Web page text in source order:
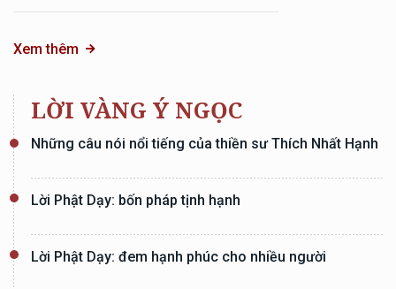
Xem thêm
LỜI VÀNG Ý NGỌC
Những câu nói nổi tiếng của thiền sư Thích Nhất Hạnh
Lời Phật Dạy: bốn pháp tịnh hạnh
Lời Phật Dạy: đem hạnh phúc cho nhiều người